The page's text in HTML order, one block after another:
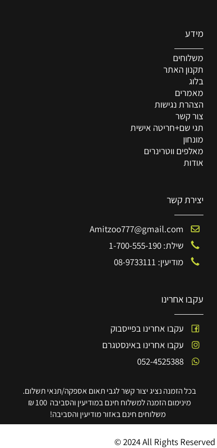
מידע
משלוחים
תקנון האתר
בלוג
מאמרים
הצהרת נגישות
צור קשר
תגי שם+חריטה אישית
מונחון
מאלפים ווטרינרים
אודות
יצירת קשר
Amitzoo777@gmail.com
שילת: 1-700-555-190
מודיעין: 08-9733111
עקבו אחרינו
עקבו אחרינו בפייסבוק
עקבו אחרינו באינסטגרם
052-4525388
בכל הזמנה נציג יצור קשר לגבי תאום אספקה/תנאי תשלום.
מינימום הזמנה למשלוח חינם במודיעין והסביבה 100 ₪
משלוחים חינם באזור מודיעין והסביבה!
© 2024 All Rights Reserved